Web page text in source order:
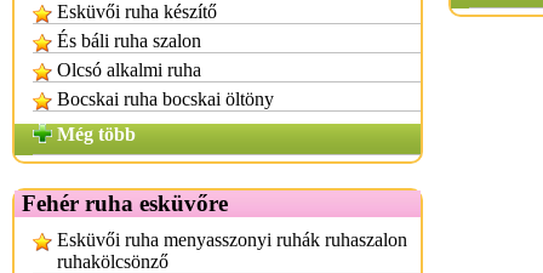
Esküvői ruha készítő
És báli ruha szalon
Olcsó alkalmi ruha
Bocskai ruha bocskai öltöny
Még több
Fehér ruha esküvőre
Esküvői ruha menyasszonyi ruhák ruhaszalon
ruhakölcsönző